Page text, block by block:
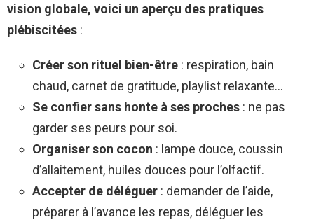
vision globale, voici un aperçu des pratiques
plébiscitées :
Créer son rituel bien-être : respiration, bain
chaud, carnet de gratitude, playlist relaxante…
Se confier sans honte à ses proches : ne pas
garder ses peurs pour soi.
Organiser son cocon : lampe douce, coussin
d’allaitement, huiles douces pour l’olfactif.
Accepter de déléguer : demander de l’aide,
préparer à l’avance les repas, déléguer les